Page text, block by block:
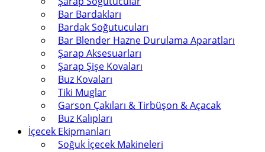
Bar Bardakları
Bardak Soğutucuları
Bar Blender Hazne Durulama Aparatları
Şarap Aksesuarları
Şarap Şişe Kovaları
Buz Kovaları
Tiki Muglar
Garson Çakıları & Tirbüşon & Açacak
Buz Kalıpları
İçecek Ekipmanları
Soğuk İçecek Makineleri